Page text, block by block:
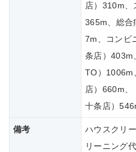
店）310m
365m、総合
7m、コンビ
条店）403m
TO）
店）660m、
十条店）
備考
ハウスクリ
リーニング